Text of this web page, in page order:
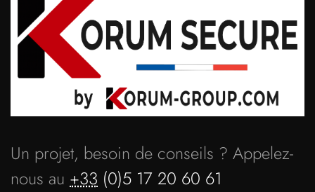
Un projet, besoin de conseils ? Appelez-
nous au +33 (0)5 17 20 60 61